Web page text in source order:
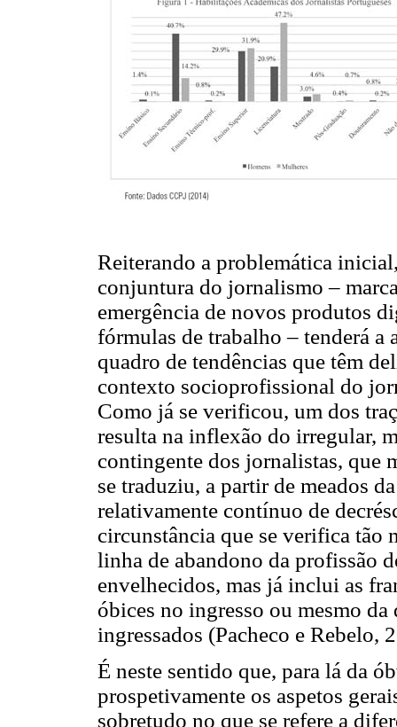
Reiterando a problemática
conjuntura do jornalismo –
emergência de novos produtos
fórmulas de trabalho – tenderá a
quadro de tendências que têm
contexto socioprofissional do
Como já se verificou, um dos
resulta na inflexão do irregular,
contingente dos jornalistas, que
se traduziu, a partir de meados
relativamente contínuo de
circunstância que se verifica tão
linha de abandono da profissão
envelhecidos, mas já inclui as
óbices no ingresso ou mesmo
ingressados (Pacheco e Rebelo,
É neste sentido que, para lá da
prospetivamente os aspetos
sobretudo no que se refere a